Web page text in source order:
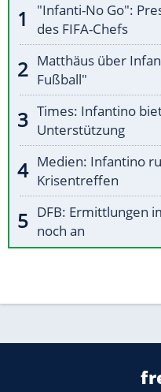
"Infanti-No Go":
des FIFA-Chefs
Matthäus über
Fußball"
Times: Infantino
Unterstützung
Medien: Infantino
Krisentreffen
DFB: Ermittlungen
noch an